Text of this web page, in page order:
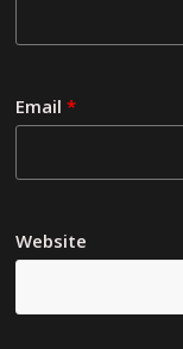
Email*
Website